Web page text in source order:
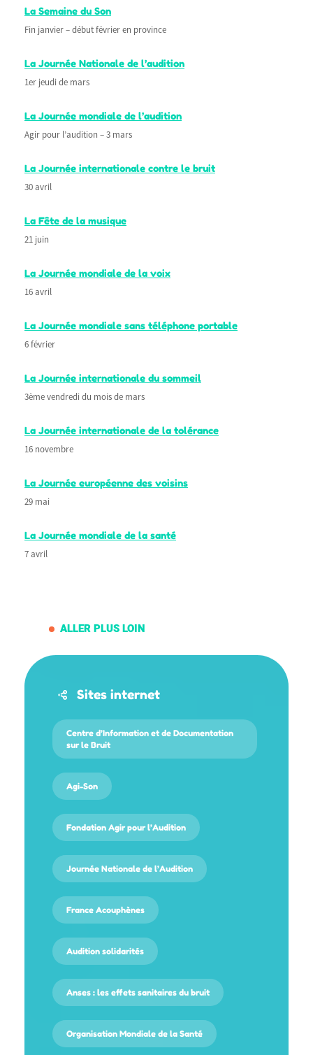
La Semaine du Son
Fin janvier – début février en province
La Journée Nationale de l’audition
1er jeudi de mars
La Journée mondiale de l’audition
Agir pour l’audition – 3 mars
La Journée internationale contre le bruit
30 avril
La Fête de la musique
21 juin
La Journée mondiale de la voix
16 avril
La Journée mondiale sans téléphone portable
6 février
La Journée internationale du sommeil
3ème vendredi du mois de mars
La Journée internationale de la tolérance
16 novembre
La Journée européenne des voisins
29 mai
La Journée mondiale de la santé
7 avril
ALLER PLUS LOIN
Sites internet
Centre d’Information et de Documentation
sur le Bruit
Agi-Son
Fondation Agir pour l’Audition
Journée Nationale de l’Audition
France Acouphènes
Audition solidarités
Anses : les effets sanitaires du bruit
Organisation Mondiale de la Santé